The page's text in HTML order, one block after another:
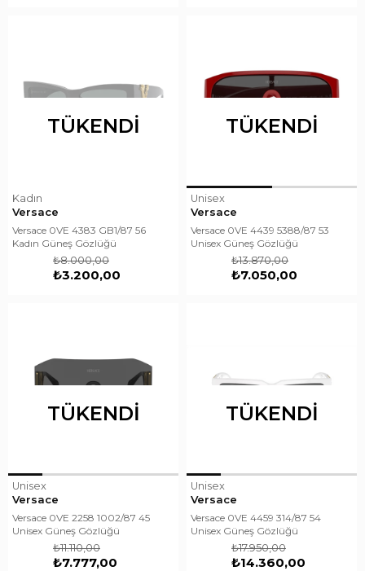
TÜKENDI
Kadın
Versace
Versace 0VE 4383 GB1/87 56
Kadın Güneş Gözlüğü
₺3.200,00
₺8.000,00
TÜKENDI
Unisex
Versace
Versace 0VE 4439 5388/87 53
Unisex Güneş Gözlüğü
₺7.050,00
₺13.870,00
TÜKENDI
Unisex
Versace
Versace 0VE 2258 1002/87 45
Unisex Güneş Gözlüğü
₺7.777,00
₺11.110,00
TÜKENDI
Unisex
Versace
Versace 0VE 4459 314/87 54
Unisex Güneş Gözlüğü
₺14.360,00
₺17.950,00